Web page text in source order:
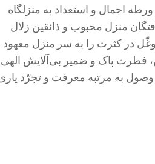
ورطه اجمال و استعداد به منزلگاه
منزل محبوب و ذائقین زلال
در کثرت را به سر منزل معهود
فطرت پاک و ضمیر بی‌آلایش
وصول به مرتبه معرفت و تجرّد